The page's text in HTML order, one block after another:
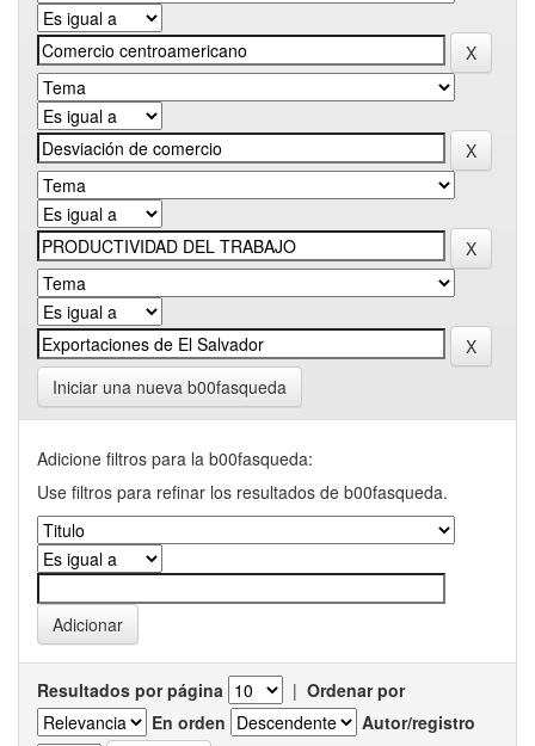
Iniciar una nueva b00fasqueda
Adicione filtros para la b00fasqueda:
Use filtros para refinar los resultados de b00fasqueda.
Resultados por página | Ordenar por
En orden
Autor/registro